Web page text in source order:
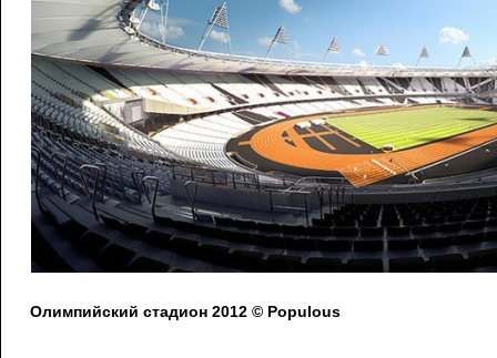
Олимпийский стадион 2012 © Populous